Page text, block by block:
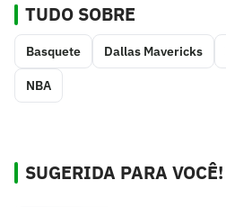
TUDO SOBRE
Basquete Dallas Mavericks
NBA
SUGERIDA PARA VOCÊ!